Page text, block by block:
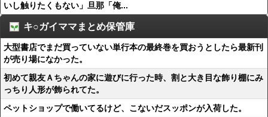
いし触りたくもない」旦那「俺...
キ○ガイママまとめ保管庫
大型書店でまだ買っていない単行本の最終巻を買おうとしたら最新刊
が売り場になかった。
初めて親友Ａちゃんの家に遊びに行った時、割と大き目な飾り棚にみ
っちり人形が飾られてた。
ペットショップで働いてるけど、こないだスッポンが入荷した。